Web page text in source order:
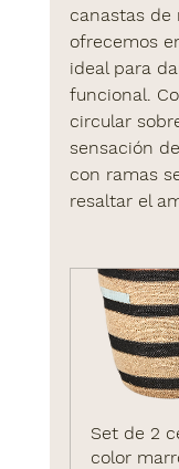
canastas de
ofrecemos
ideal para
funcional.
circular
sensación
con ramas
resaltar el
Set de 2
color